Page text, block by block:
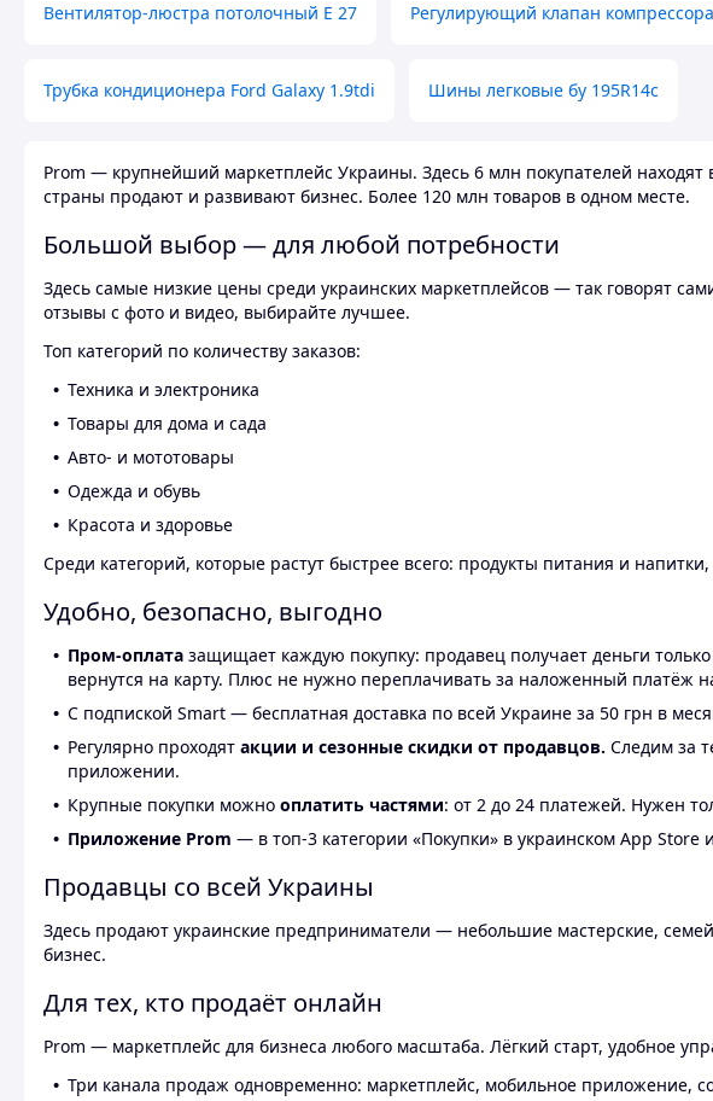
Вентилятор-люстра потолочный E 27 Регулирующий клапан
Трубка кондиционера Ford Galaxy 1.9tdi Шины легковые бу 195R14c
Prom — крупнейший маркетплейс Украины. Здесь 6 млн покупателей
страны продают и развивают бизнес. Более 120 млн товаров в одном месте.
Большой выбор — для любой потребности
Здесь самые низкие цены среди украинских маркетплейсов — так говорят
отзывы с фото и видео, выбирайте лучшее.
Топ категорий по количеству заказов:
Техника и электроника
Товары для дома и сада
Авто- и мототовары
Одежда и обувь
Красота и здоровье
Среди категорий, которые растут быстрее всего: продукты питания и
Удобно, безопасно, выгодно
Пром-оплата защищает каждую покупку: продавец получает деньги
вернутся на карту. Плюс не нужно переплачивать за наложенный платёж
С подпиской Smart — бесплатная доставка по всей Украине за 50 грн в
Регулярно проходят акции и сезонные скидки от продавцов. Следим за
приложении.
Крупные покупки можно оплатить частями: от 2 до 24 платежей. Нужен
Приложение Prom — в топ-3 категории «Покупки» в украинском App Store
Продавцы со всей Украины
Здесь продают украинские предприниматели — небольшие мастерские,
бизнес.
Для тех, кто продаёт онлайн
Prom — маркетплейс для бизнеса любого масштаба. Лёгкий старт, удобное
Три канала продаж одновременно: маркетплейс, мобильное приложение,